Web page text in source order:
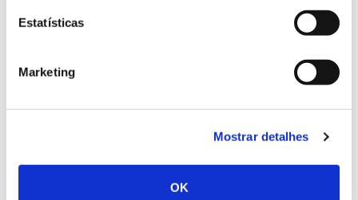
Estatísticas
Marketing
Mostrar detalhes
OK
25.06.2026